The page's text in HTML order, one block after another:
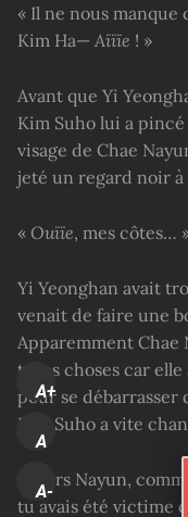
« Il ne nous manque
Kim Ha— Aïïïe ! »
Avant que Yi
Kim Suho lui a
visage de Chae
jeté un regard noir à
« Ouïïe, mes côtes…
Yi Yeonghan avait
venait de faire une
Apparemment Chae
telles choses car
pour se débarrasser
Kim Suho a vite
« Alors Nayun,
tu avais été victime
A+
A
A-